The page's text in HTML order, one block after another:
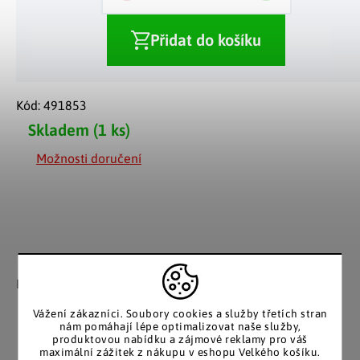
Vážení zákazníci. Soubory cookies a služby třetích stran
nám pomáhají lépe optimalizovat naše služby,
produktovou nabídku a zájmové reklamy pro váš
maximální zážitek z nákupu v eshopu Velkého košíku.
Skladem (1 ks)
Možnosti doručení
Přidat do košíku
Kód: 491853
Záruka spokojenosti
Nakupujete bez obav, férové
posíláme papírový katalog
do schránky.